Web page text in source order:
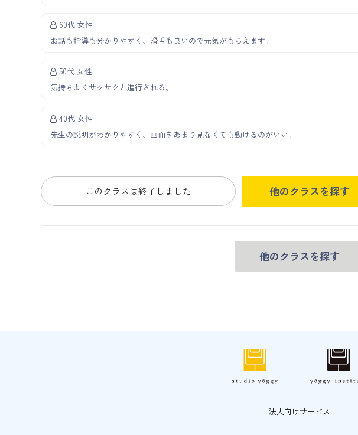
60代 女性
お話も指導も分かりやすく、滑舌も良いので元気がもらえます。
50代 女性
気持ちよくサクサクと進行される。
40代 女性
先生の説明がわかりやすく、画面をあまり見なくても動けるのがいい。
このクラスは終了しました 他のクラスを探す
他のクラスを探す
法人向けサービス